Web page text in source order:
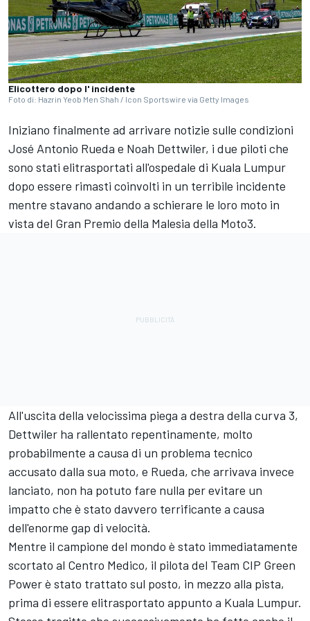
Elicottero dopo l' incidente
Foto di: Hazrin Yeob Men Shah / Icon Sportswire via Getty Images
Iniziano finalmente ad arrivare notizie sulle condizioni
José Antonio Rueda e Noah Dettwiler, i due piloti che
sono stati elitrasportati all'ospedale di Kuala Lumpur
dopo essere rimasti coinvolti in un terribile incidente
mentre stavano andando a schierare le loro moto in
vista del Gran Premio della Malesia della Moto3.
All'uscita della velocissima piega a destra della curva 3,
Dettwiler ha rallentato repentinamente, molto
probabilmente a causa di un problema tecnico
accusato dalla sua moto, e Rueda, che arrivava invece
lanciato, non ha potuto fare nulla per evitare un
impatto che è stato davvero terrificante a causa
dell'enorme gap di velocità.
Mentre il campione del mondo è stato immediatamente
scortato al Centro Medico, il pilota del Team CIP Green
Power è stato trattato sul posto, in mezzo alla pista,
prima di essere elitrasportato appunto a Kuala Lumpur.